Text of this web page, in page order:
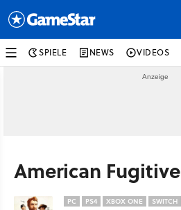
SPIELE NEWS VIDEOS
American Fugitive
PC PS4 XBOX ONE SWITCH